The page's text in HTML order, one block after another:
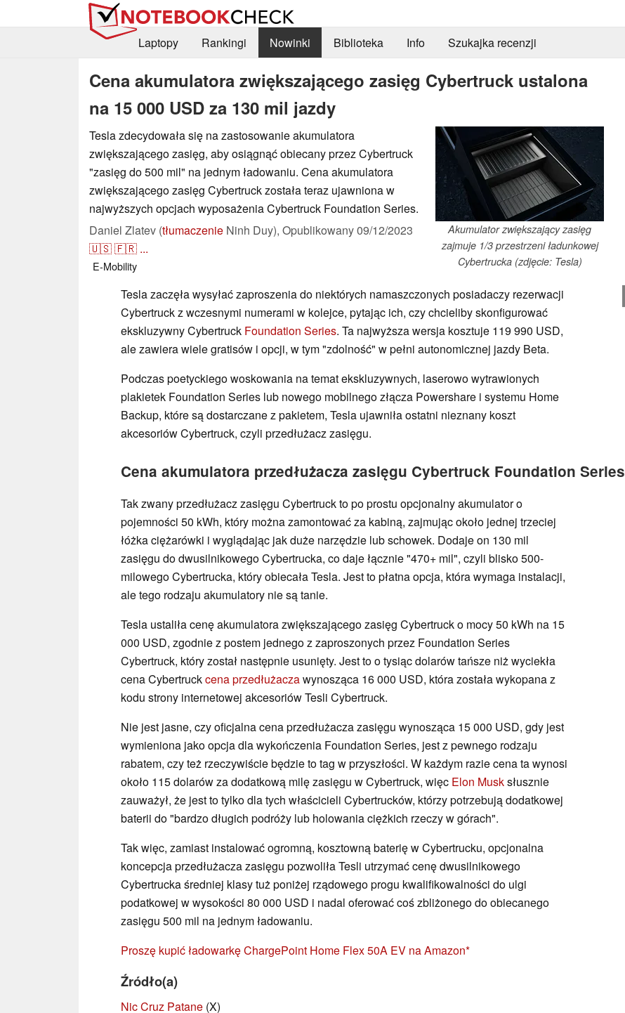
Laptopy
Rankingi Nowinki Biblioteka Info Szukajka recenzji
Cena akumulatora zwiększającego zasięg Cybertruck ustalona
na 15 000 USD za 130 mil jazdy
Akumulator zwiększający zasięg
zajmuje 1/3 przestrzeni ładunkowej
Cybertrucka (zdjęcie: Tesla)
Tesla zdecydowała się na zastosowanie akumulatora
zwiększającego zasięg, aby osiągnąć obiecany przez Cybertruck
"zasięg do 500 mil" na jednym ładowaniu. Cena akumulatora
zwiększającego zasięg Cybertruck została teraz ujawniona w
najwyższych opcjach wyposażenia Cybertruck Foundation Series.
Daniel Zlatev (tłumaczenie Ninh Duy), Opublikowany09/12/2023
🇺🇸🇫🇷 ...
E-Mobility
Tesla zaczęła wysyłać zaproszenia do niektórych namaszczonych posiadaczy rezerwacji
Cybertruck z wczesnymi numerami w kolejce, pytając ich, czy chcieliby skonfigurować
ekskluzywny Cybertruck Foundation Series. Ta najwyższa wersja kosztuje 119 990 USD,
ale zawiera wiele gratisów i opcji, w tym "zdolność" w pełni autonomicznej jazdy Beta.
Podczas poetyckiego woskowania na temat ekskluzywnych, laserowo wytrawionych
plakietek Foundation Series lub nowego mobilnego złącza Powershare i systemu Home
Backup, które są dostarczane z pakietem, Tesla ujawniła ostatni nieznany koszt
akcesoriów Cybertruck, czyli przedłużacz zasięgu.
Cena akumulatora przedłużacza zasięgu Cybertruck Foundation Series
Tak zwany przedłużacz zasięgu Cybertruck to po prostu opcjonalny akumulator o
pojemności 50 kWh, który można zamontować za kabiną, zajmując około jednej trzeciej
łóżka ciężarówki i wyglądając jak duże narzędzie lub schowek. Dodaje on 130 mil
zasięgu do dwusilnikowego Cybertrucka, co daje łącznie "470+ mil", czyli blisko 500-
milowego Cybertrucka, który obiecała Tesla. Jest to płatna opcja, która wymaga instalacji,
ale tego rodzaju akumulatory nie są tanie.
Tesla ustaliła cenę akumulatora zwiększającego zasięg Cybertruck o mocy 50 kWh na 15
000 USD, zgodnie z postem jednego z zaproszonych przez Foundation Series
Cybertruck, który został następnie usunięty. Jest to o tysiąc dolarów tańsze niż wyciekła
cena Cybertruckcena przedłużaczawynosząca 16 000 USD, która została wykopana z
kodu strony internetowej akcesoriów Tesli Cybertruck.
Nie jest jasne, czy oficjalna cena przedłużacza zasięgu wynosząca 15 000 USD, gdy jest
wymieniona jako opcja dla wykończenia Foundation Series, jest z pewnego rodzaju
rabatem, czy też rzeczywiście będzie to tag w przyszłości. W każdym razie cena ta wynosi
około 115 dolarów za dodatkową milę zasięgu w Cybertruck, więc Elon Musksłusznie
zauważył, że jest to tylko dla tych właścicieli Cybertrucków, którzy potrzebują dodatkowej
baterii do "bardzo długich podróży lub holowania ciężkich rzeczy w górach".
Tak więc, zamiast instalować ogromną, kosztowną baterię w Cybertrucku, opcjonalna
koncepcja przedłużacza zasięgu pozwoliła Tesli utrzymać cenę dwusilnikowego
Cybertrucka średniej klasy tuż poniżej rządowego progu kwalifikowalności do ulgi
podatkowej w wysokości 80 000 USD i nadal oferować coś zbliżonego do obiecanego
zasięgu 500 mil na jednym ładowaniu.
Proszę kupić ładowarkę ChargePoint Home Flex 50A EV na Amazon
Źródło(a)
Nic Cruz Patane (X)